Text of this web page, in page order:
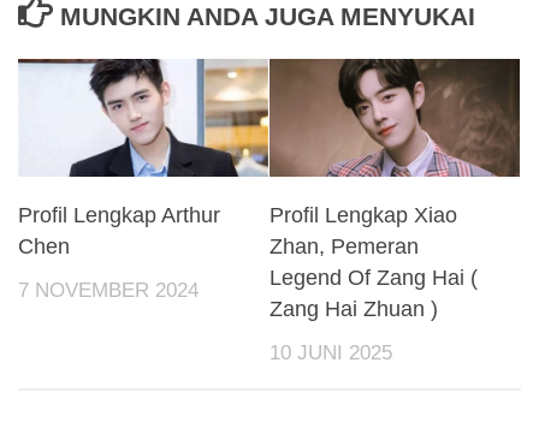
MUNGKIN ANDA JUGA MENYUKAI
Profil Lengkap Arthur
Chen
7 NOVEMBER 2024
Profil Lengkap Xiao
Zhan, Pemeran
Legend Of Zang Hai (
Zang Hai Zhuan )
10 JUNI 2025